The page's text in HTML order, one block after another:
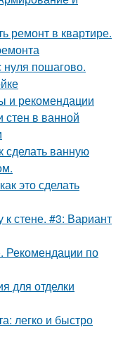
ремонт в квартире.
пошагово.
и рекомендации
стен в ванной
сделать ванную
это сделать
стене. #3: Вариант
Рекомендации по
для отделки
легко и быстро